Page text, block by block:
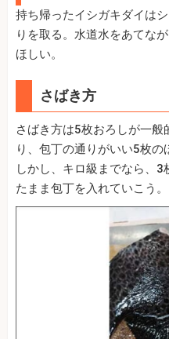
持ち帰ったイシガキダイは
りを取る。水道水をあてな
ほしい。
さばき方
さばき方は5枚おろしが一般
り、包丁の通りがいい5枚の
しかし、キロ級までなら、
たまま包丁を入れていこう。